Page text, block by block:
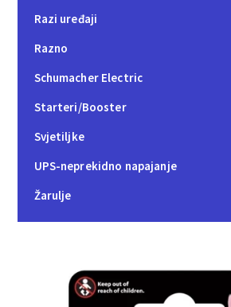
Razi uređaji
Razno
Schumacher Electric
Starteri/Booster
Svjetiljke
UPS-neprekidno napajanje
Žarulje